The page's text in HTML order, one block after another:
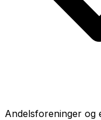
Andelsforeninger og